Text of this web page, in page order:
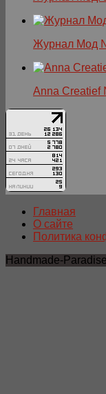
Журнал Мод
Anna
Главная
О сайте
Политика
Handmade-